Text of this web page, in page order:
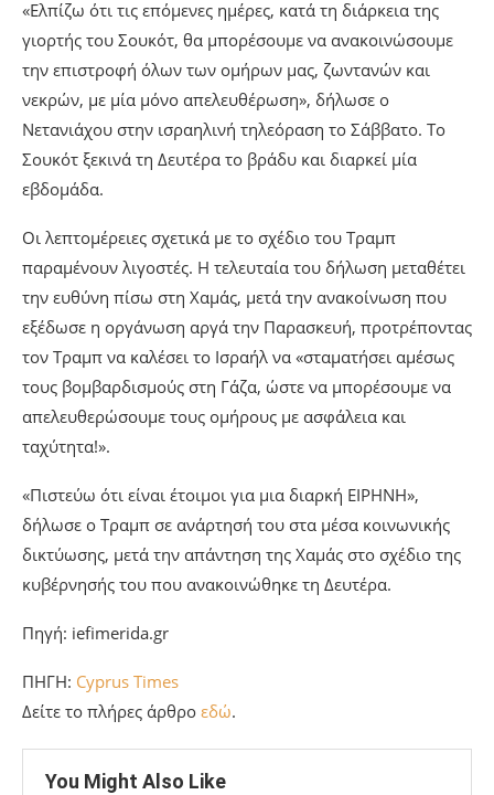
«Ελπίζω ότι τις επόμενες ημέρες, κατά τη διάρκεια της
γιορτής του Σουκότ, θα μπορέσουμε να ανακοινώσουμε
την επιστροφή όλων των ομήρων μας, ζωντανών και
νεκρών, με μία μόνο απελευθέρωση», δήλωσε ο
Νετανιάχου στην ισραηλινή τηλεόραση το Σάββατο. Το
Σουκότ ξεκινά τη Δευτέρα το βράδυ και διαρκεί μία
εβδομάδα.
Οι λεπτομέρειες σχετικά με το σχέδιο του Τραμπ
παραμένουν λιγοστές. Η τελευταία του δήλωση μεταθέτει
την ευθύνη πίσω στη Χαμάς, μετά την ανακοίνωση που
εξέδωσε η οργάνωση αργά την Παρασκευή, προτρέποντας
τον Τραμπ να καλέσει το Ισραήλ να «σταματήσει αμέσως
τους βομβαρδισμούς στη Γάζα, ώστε να μπορέσουμε να
απελευθερώσουμε τους ομήρους με ασφάλεια και
ταχύτητα!».
«Πιστεύω ότι είναι έτοιμοι για μια διαρκή ΕΙΡΗΝΗ»,
δήλωσε ο Τραμπ σε ανάρτησή του στα μέσα κοινωνικής
δικτύωσης, μετά την απάντηση της Χαμάς στο σχέδιο της
κυβέρνησής του που ανακοινώθηκε τη Δευτέρα.
Πηγή: iefimerida.gr
ΠΗΓΗ: Cyprus Times
Δείτε το πλήρες άρθρο εδώ.
You Might Also Like